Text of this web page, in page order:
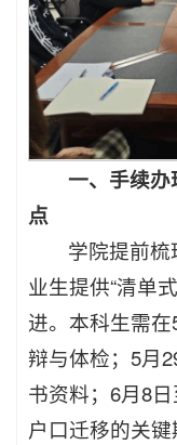
一、手续
点
学院提前
业生提供“清单
进。本科生需
辩与体检；5月
书资料；6月8日
户口迁移的关